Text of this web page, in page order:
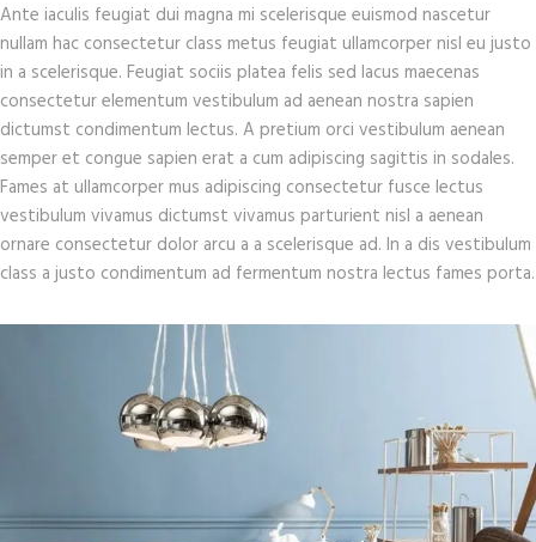
Ante iaculis feugiat dui magna mi scelerisque euismod nascetur
nullam hac consectetur class metus feugiat ullamcorper nisl eu justo
in a scelerisque. Feugiat sociis platea felis sed lacus maecenas
consectetur elementum vestibulum ad aenean nostra sapien
dictumst condimentum lectus. A pretium orci vestibulum aenean
semper et congue sapien erat a cum adipiscing sagittis in sodales.
Fames at ullamcorper mus adipiscing consectetur fusce lectus
vestibulum vivamus dictumst vivamus parturient nisl a aenean
ornare consectetur dolor arcu a a scelerisque ad. In a dis vestibulum
class a justo condimentum ad fermentum nostra lectus fames porta.